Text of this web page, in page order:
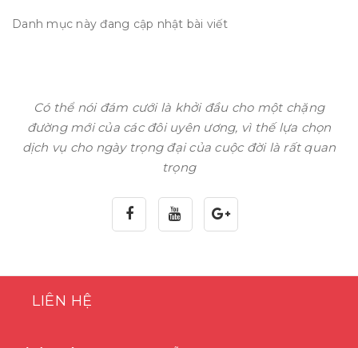
Danh mục này đang cập nhật bài viết
Có thể nói đám cưới là khởi đầu cho một chặng
đường mới của các đôi uyên ương, vì thế lựa chọn
dịch vụ cho ngày trọng đại của cuộc đời là rất quan
trọng
LIÊN HỆ